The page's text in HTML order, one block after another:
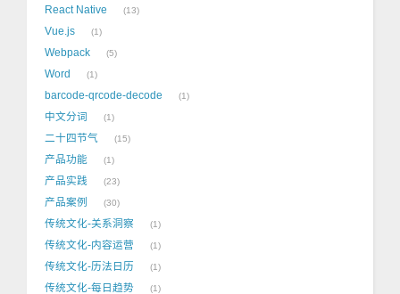
React Native 13
Vue.js 1
Webpack 5
Word 1
barcode-qrcode-decode 1
中文分词 1
二十四节气 15
产品功能 1
产品实践 23
产品案例 30
传统文化-关系洞察 1
传统文化-内容运营 1
传统文化-历法日历 1
传统文化-每日趋势 1